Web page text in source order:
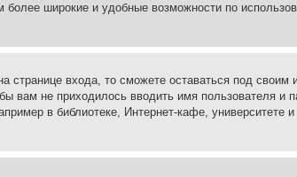
более широкие и удобные возможности по
входа, то сможете оставаться под
вам не приходилось вводить имя пользователя
в библиотеке, Интернет-кафе, университете